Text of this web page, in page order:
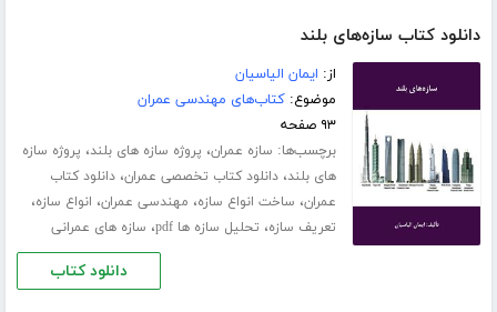
دانلود کتاب سازه‌های بلند
از: ایمان الیاسیان
موضوع:کتاب‌های مهندسی عمران
۹۳ صفحه
برچسب‌ها: سازه عمران، پروژه سازه های بلند، پروژه سازه
های بلند،دانلود کتاب تخصصی عمران،دانلود کتاب
عمران، ساخت انواع سازه، مهندسی عمران، انواع سازه،
تعریف سازه، تحلیل سازه ها pdf ، سازه های عمرانی
دانلود کتاب